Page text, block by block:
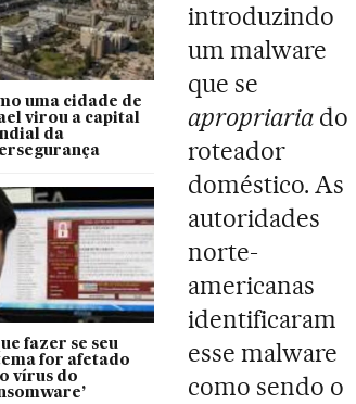
uma cidade de
virou a capital
da
fazer se seu
for afetado
vírus do
introduzindo
um malware
que se
apropriaria do
roteador
doméstico. As
autoridades
norte-
americanas
identificaram
esse malware
como sendo o